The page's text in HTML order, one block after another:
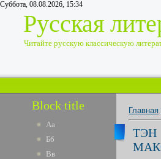
Суббота, 08.08.2026, 15:34
Русская
Читайте русскую классическую
Block title
Аа
Бб
Вв
Главная